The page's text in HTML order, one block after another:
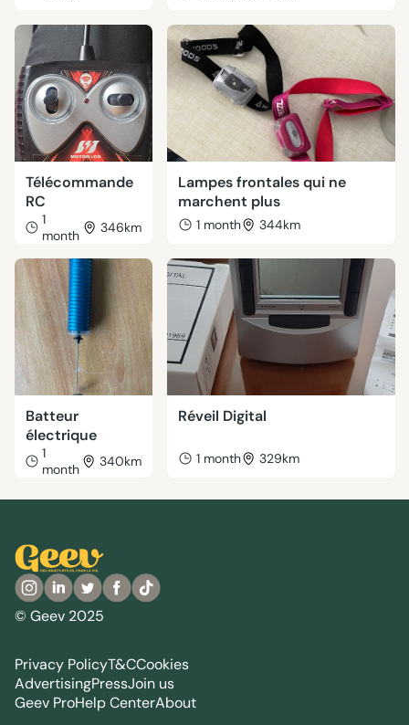
Télécommande
RC
1
month
346km
Lampes frontales qui ne
marchent plus
1 month 344km
Batteur
électrique
1
month
340km
Réveil Digital
1 month 329km
© Geev 2025
Privacy PolicyT&CCookies
AdvertisingPressJoin us
Geev ProHelp CenterAbout